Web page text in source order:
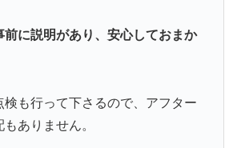
前に説明があり、安心しておまか
検も行って下さるので、アフター
ありません。